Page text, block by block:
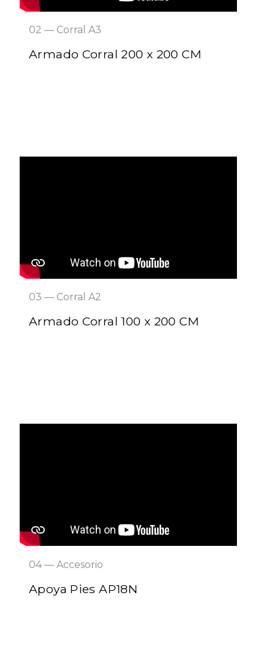
02 — Corral A3
Armado Corral 200 x 200 CM
03 — Corral A2
Armado Corral 100 x 200 CM
04 — Accesorio
Apoya Pies AP18N